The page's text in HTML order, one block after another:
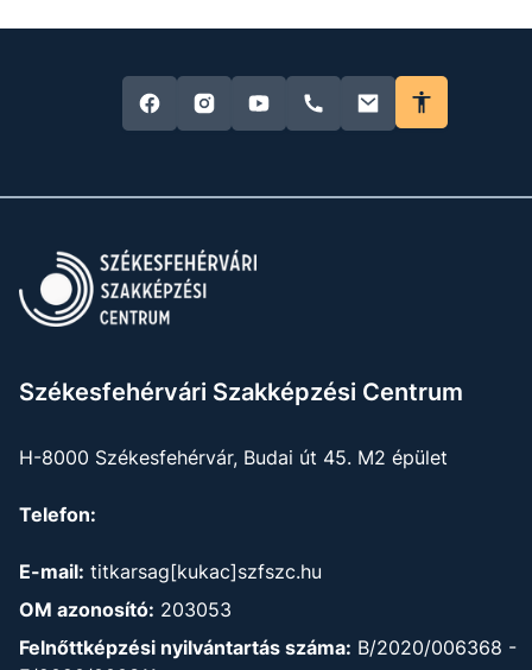
Székesfehérvári Szakképzési Centrum
H-8000 Székesfehérvár, Budai út 45. M2 épület
Telefon:
E-mail: titkarsag[kukac]szfszc.hu
OM azonosító: 203053
Felnőttképzési nyilvántartás száma: B/2020/006368 -